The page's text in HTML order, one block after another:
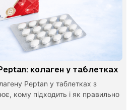
колаген у таблетках
Peptan у таблетках з
кому підходить і як правильно